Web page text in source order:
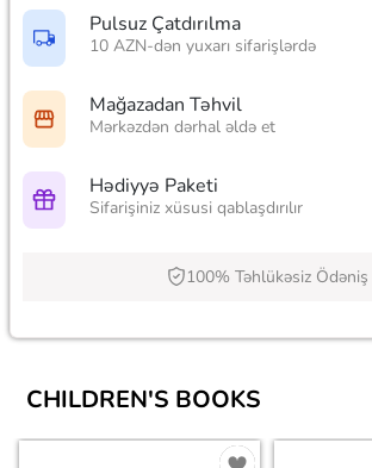
Pulsuz Çatdırılma
10 AZN-dən yuxarı sifarişlərdə
Mağazadan Təhvil
Mərkəzdən dərhal əldə et
Hədiyyə Paketi
Sifarişiniz xüsusi qablaşdırılır
100% Təhlükəsiz Ödəniş
CHILDREN'S BOOKS